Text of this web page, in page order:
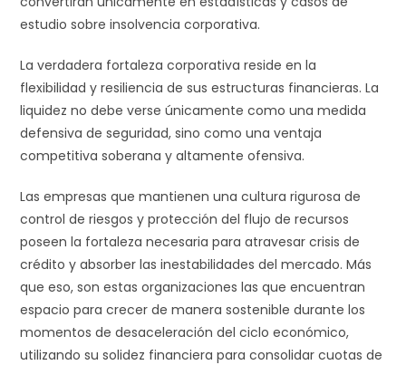
estudio sobre insolvencia corporativa.
La verdadera fortaleza corporativa reside en la
flexibilidad y resiliencia de sus estructuras financieras. La
liquidez no debe verse únicamente como una medida
defensiva de seguridad, sino como una ventaja
competitiva soberana y altamente ofensiva.
Las empresas que mantienen una cultura rigurosa de
control de riesgos y protección del flujo de recursos
poseen la fortaleza necesaria para atravesar crisis de
crédito y absorber las inestabilidades del mercado. Más
que eso, son estas organizaciones las que encuentran
espacio para crecer de manera sostenible durante los
momentos de desaceleración del ciclo económico,
utilizando su solidez financiera para consolidar cuotas de